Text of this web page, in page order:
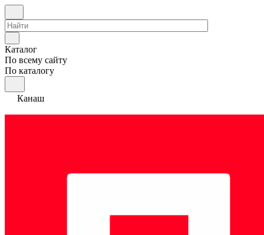
Каталог
По всему сайту
По каталогу
Канаш